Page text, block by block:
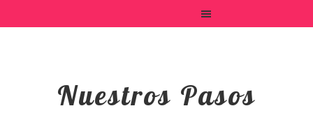
Nuestros Pasos